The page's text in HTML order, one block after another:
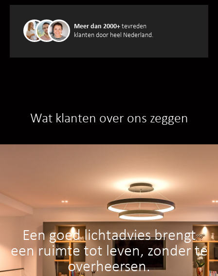
Meer dan 2000+tevreden
klanten door heel Nederland.
Wat klanten over ons zeggen
Een goed lichtadvies brengt
een ruimte tot leven, zonder te
overheersen.